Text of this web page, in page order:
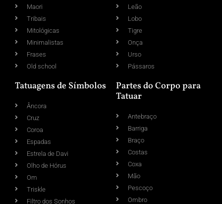
Maori
Tribais
Mitológicas
Minimalistas
Frases
Old school
Leão
Lobo
Tigre
Onça
Urso
Pássaros
Tatuagens de Símbolos
Âncora
Cruz
Coroa
Espadas
Estrela de Davi
Olho de Hórus
Om
Triskle
Filtro dos Sonhos
Partes do Corpo para
Tatuar
Antebraço
Barriga
Braço
Costas
Coxa
Mão
Pescoço
Ombro